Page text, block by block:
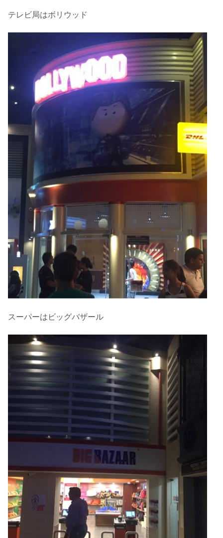
テレビ局はボリウッド
スーパーはビッグバザール